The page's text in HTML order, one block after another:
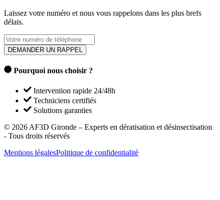
Laissez votre numéro et nous vous rappelons dans les plus brefs
délais.
DEMANDER UN RAPPEL
Pourquoi nous choisir ?
Intervention rapide 24/48h
Techniciens certifiés
Solutions garanties
© 2026AF3D Gironde – Experts en dératisation et désinsectisation
- Tous droits réservés
Mentions légalesPolitique de confidentialité